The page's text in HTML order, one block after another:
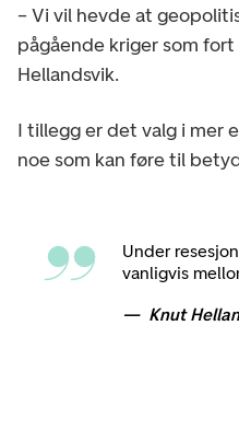
– Vi vil hevde at
pågående kriger som fort
Hellandsvik.
I tillegg er det valg i mer
noe som kan føre til
Under
vanligvis
Knut